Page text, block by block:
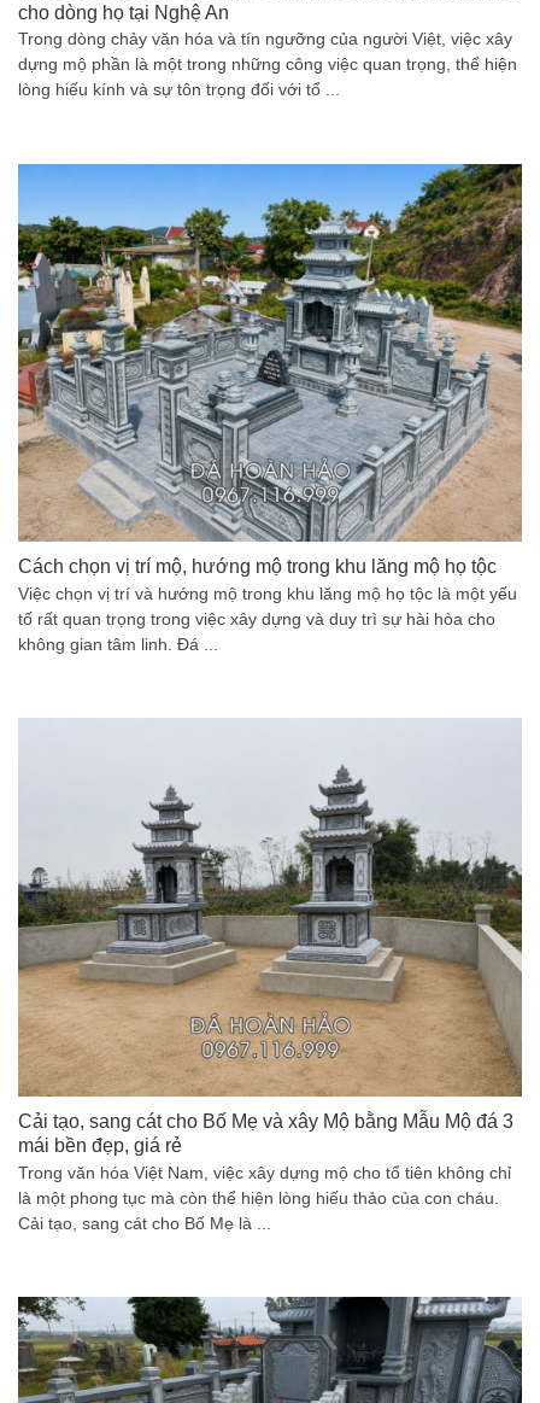
cho dòng họ tại Nghệ An
Trong dòng chảy văn hóa và tín ngưỡng của người Việt, việc xây
dựng mộ phần là một trong những công việc quan trọng, thể hiện
lòng hiếu kính và sự tôn trọng đối với tổ ...
Cách chọn vị trí mộ, hướng mộ trong khu lăng mộ họ tộc
Việc chọn vị trí và hướng mộ trong khu lăng mộ họ tộc là một yếu
tố rất quan trọng trong việc xây dựng và duy trì sự hài hòa cho
không gian tâm linh. Đá ...
Cải tạo, sang cát cho Bố Mẹ và xây Mộ bằng Mẫu Mộ đá 3
mái bền đẹp, giá rẻ
Trong văn hóa Việt Nam, việc xây dựng mộ cho tổ tiên không chỉ
là một phong tục mà còn thể hiện lòng hiếu thảo của con cháu.
Cải tạo, sang cát cho Bố Mẹ là ...